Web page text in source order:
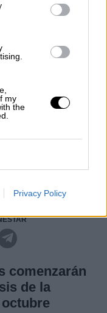
my
the
Privacy Policy
comenzarán
de la